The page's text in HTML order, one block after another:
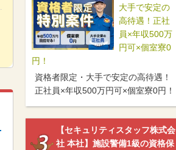
大手で安定の
高待遇！正社
員×年収500万
円可×個室寮0
円！
資格者限定・大手で安定の高待遇！
正社員×年収500万円可×個室寮0円！
【セキュリティスタッフ株式会
社 本社】施設警備1級の資格保